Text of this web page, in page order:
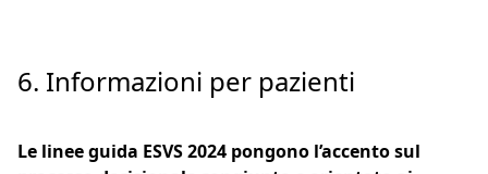
6. Informazioni per pazienti
Le linee guida ESVS 2024 pongono l’accento sul